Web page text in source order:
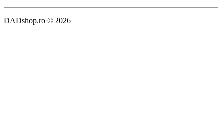
DADshop.ro © 2026